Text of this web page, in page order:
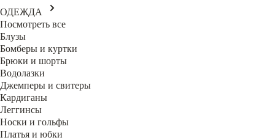
ОДЕЖДА
Посмотреть все
Блузы
Бомберы и куртки
Брюки и шорты
Водолазки
Джемперы и свитеры
Кардиганы
Леггинсы
Носки и гольфы
Платья и юбки